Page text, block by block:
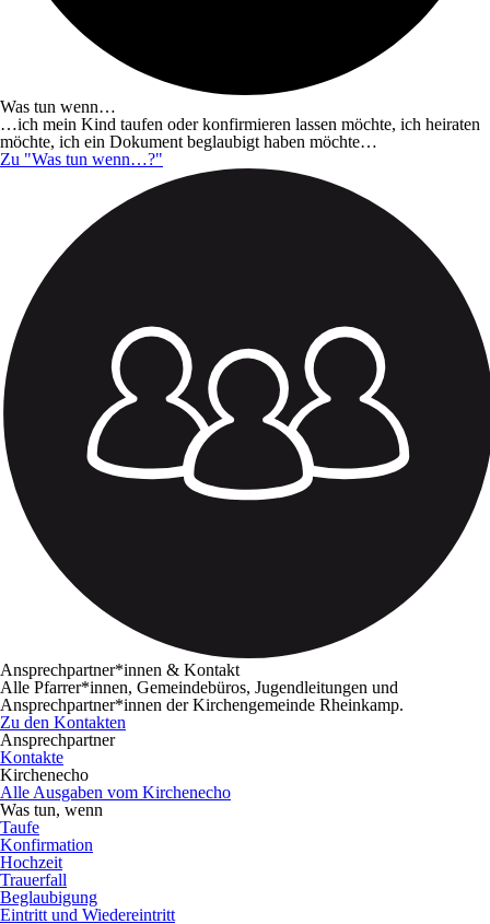
Was tun wenn…
…ich mein Kind taufen oder konfirmieren lassen möchte, ich heiraten
möchte, ich ein Dokument beglaubigt haben möchte…
Zu "Was tun wenn…?"
Ansprechpartner*innen & Kontakt
Alle Pfarrer*innen, Gemeindebüros, Jugendleitungen und
Ansprechpartner*innen der Kirchengemeinde Rheinkamp.
Zu den Kontakten
Ansprechpartner
Kontakte
Kirchenecho
Alle Ausgaben vom Kirchenecho
Was tun, wenn
Taufe
Konfirmation
Hochzeit
Trauerfall
Beglaubigung
Eintritt und Wiedereintritt